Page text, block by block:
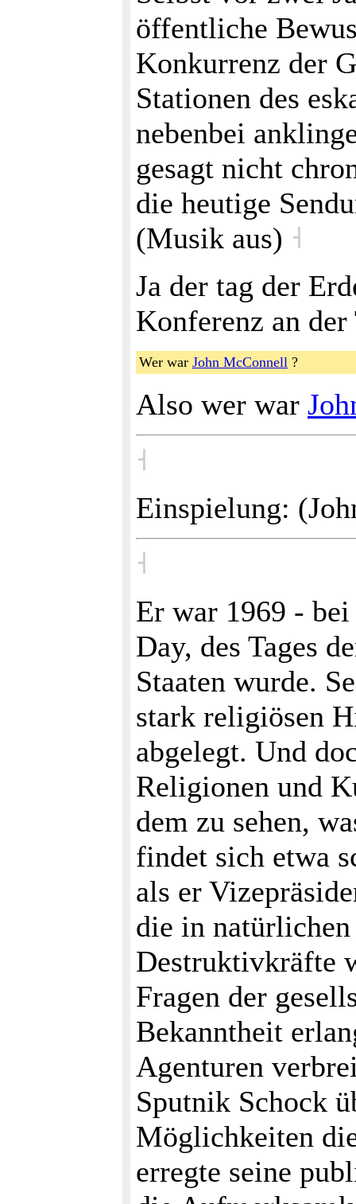
öffentliche
Konkurrenz der
Stationen des
nebenbei
gesagt nicht
die heutige
(Musik aus) ˧
Ja der tag der
Konferenz an
Wer war John McConnell ?
Also wer war
˧
Einspielung:
˧
Er war 1969 -
Day, des Tages
Staaten wurde.
stark religiösen
abgelegt. Und
Religionen und
dem zu sehen,
findet sich etwa
als er
die in
Destruktivkräfte
Fragen der
Bekanntheit
Agenturen
Sputnik Schock
Möglichkeiten
erregte seine